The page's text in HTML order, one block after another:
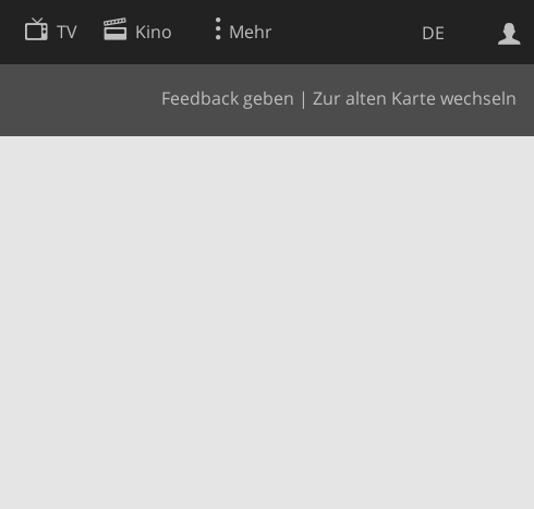
DE
TV Kino Mehr
Feedback geben | Zur alten Karte wechseln
Websuche